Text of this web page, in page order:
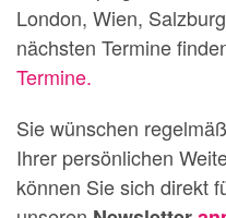
London, Wien,
nächsten Termine
Termine.
Sie wünschen
Ihrer persönlichen
können Sie sich direkt